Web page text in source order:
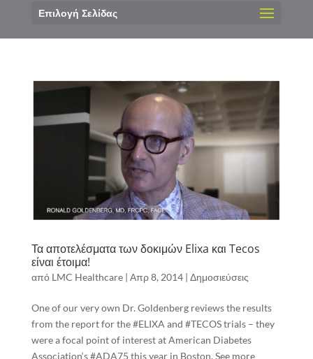
Επιλογή Σελίδας
Τα αποτελέσματα των δοκιμών Elixa και Tecos
είναι έτοιμα!
από LMC Healthcare| Απρ 8, 2014| Δημοσιεύσεις
One of our very own Dr. Goldenberg reviews the results
from the report for the #ELIXA and #TECOS trials – they
were a focal point of interest at American Diabetes
Association‘s #ADA75 this year in Boston. See more